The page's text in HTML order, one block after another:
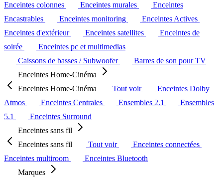
Enceintes colonnes
Enceintes murales
Enceintes
Encastrables
Enceintes monitoring
Enceintes Actives
Enceintes d'extérieur
Enceintes satellites
Enceintes de
soirée
Enceintes pc et multimedias
Caissons de basses / Subwoofer
Barres de son pour TV
Enceintes Home-Cinéma
Enceintes Home-Cinéma
Tout voir
Enceintes Dolby
Atmos
Enceintes Centrales Ensembles 2.1
Ensembles
5.1
Enceintes Surround
Enceintes sans fil
Enceintes sans fil
Tout voir
Enceintes connectées
Enceintes multiroom
Enceintes Bluetooth
Marques